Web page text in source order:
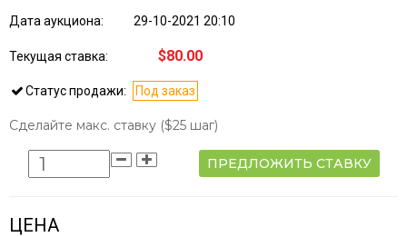
Дата аукциона: 29-10-2021 20:10
Текущая ставка: $80.00
Статус продажи: Под заказ
Сделайте макс. ставку ($25 шаг)
ПРЕДЛОЖИТЬ СТАВКУ
ЦЕНА